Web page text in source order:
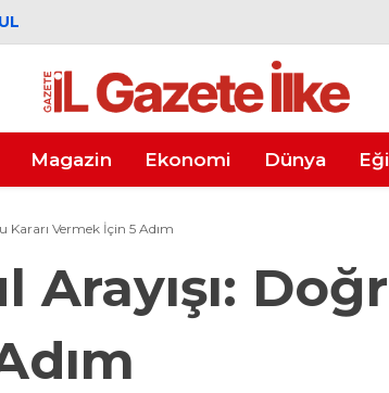
Magazin Ekonomi Dünya
Kararı Vermek İçin 5 Adım